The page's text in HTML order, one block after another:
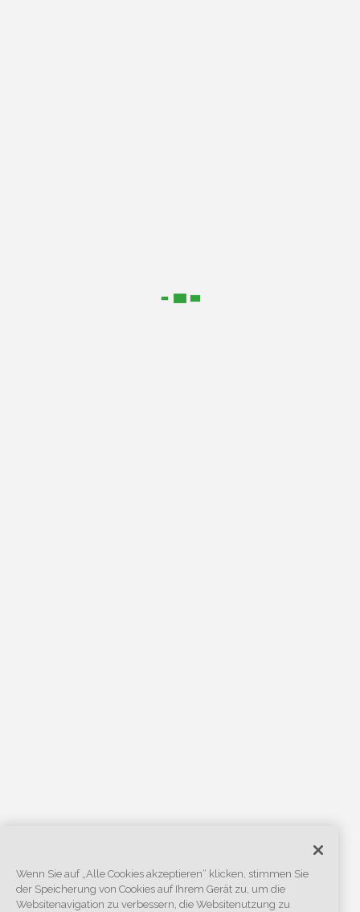
Wenn Sie auf „Alle Cookies akzeptieren“ klicken, stimmen Sie
der Speicherung von Cookies auf Ihrem Gerät zu, um die
Websitenavigation zu verbessern, die Websitenutzung zu